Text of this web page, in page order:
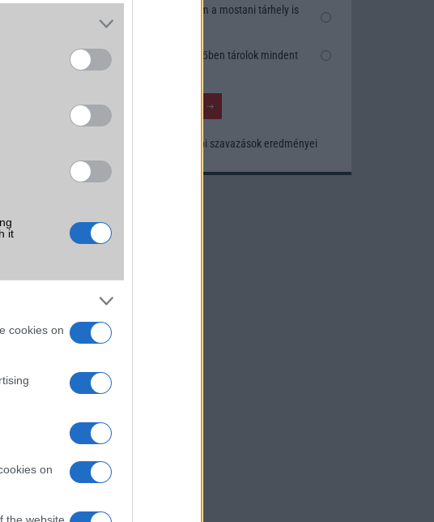
it
cookies on
on
the website
S26
Ft (új)
dátum -
Nem, nekem a mostani tárhely is
Inkább felhőben tárolok mindent
Korábbi szavazások eredményei